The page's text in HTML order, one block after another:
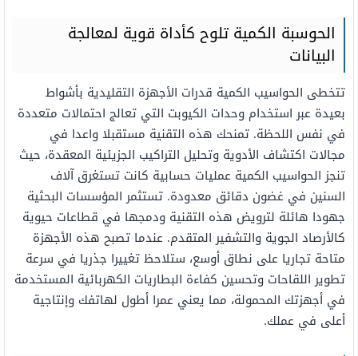
الحوسبة الكمية تلوح كأداة قوية لمعالجة
البيانات
تتخطى الحواسيب الكمية قدرات الأجهزة التقليدية بأشواط
بعيدة عبر استخدام وحدات الكيوبت التي تعالج احتمالات متعددة
في نفس اللحظة. تمنحك هذه التقنية مستقبلا واعدا في
مجالات اكتشاف الأدوية وتحليل التراكيب الجزيئية المعقدة، حيث
تنجز الحواسيب الكمية عمليات حسابية كانت تستغرق آلاف
السنين في غضون دقائق معدودة. تستثمر المؤسسات البحثية
جهودا هائلة لترويض هذه التقنية ودمجها في قطاعات حيوية
كالأرصاد الجوية والتشفير المتقدم. عندما تصبح هذه الأجهزة
متاحة تجاريا على نطاق أوسع، ستلاحظ تغييرا جذريا في سرعة
تطوير اللقاحات وتحسين كفاءة البطاريات الكهربائية المستخدمة
في أجهزتك المحمولة، مما يعني عمرا أطول لهاتفك وإنتاجية
أعلى في عملك.